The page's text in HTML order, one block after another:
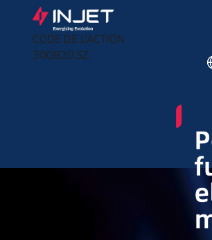
CODE DE L'ACTION
300820.SZ